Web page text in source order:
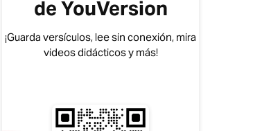
de YouVersion
¡Guarda versículos, lee sin conexión, mira
videos didácticos y más!